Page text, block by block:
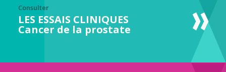
Consulter
LES ESSAIS CLINIQUES
Cancer de la prostate